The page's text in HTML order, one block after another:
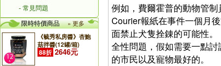
- 常見問題
限時特價商品
» 更多
《毓秀私房醬》杏鮑
菇拌醬(12罐/箱)
88折 2646元
例如，費爾霍普的動物管
Courier報紙在事件一個月
面禁止犬隻拴錬的可能性
全性問題，假如需要一點
的市民以及寵物最好的。